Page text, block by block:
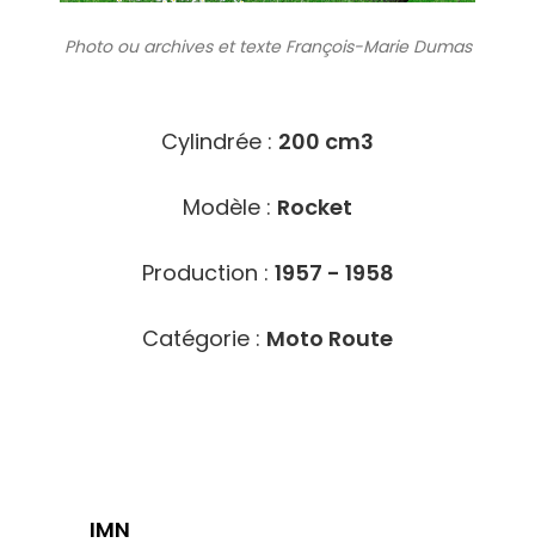
Photo ou archiveset texte François-Marie Dumas
Cylindrée : 200 cm3
Modèle : Rocket
Production : 1957 - 1958
Catégorie : Moto Route
IMN